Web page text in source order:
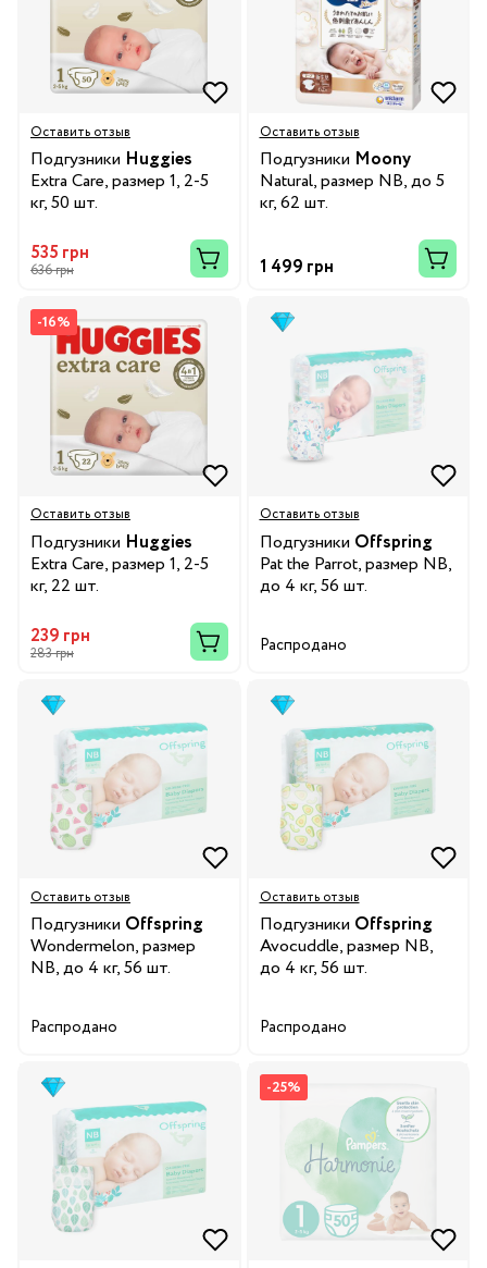
Оставить отзыв
Подгузники Huggies
Extra Care, размер 1, 2-5
кг, 50 шт.
535 грн
636 грн
Оставить отзыв
Подгузники Moony
Natural, размер NB, до 5
кг, 62 шт.
1 499 грн
-16%
Оставить отзыв
Подгузники Huggies
Extra Care, размер 1, 2-5
кг, 22 шт.
239 грн
283 грн
Оставить отзыв
Подгузники Offspring
Pat the Parrot, размер NB,
до 4 кг, 56 шт.
Распродано
Оставить отзыв
Подгузники Offspring
Wondermelon, размер
NB, до 4 кг, 56 шт.
Распродано
Оставить отзыв
Подгузники Offspring
Avocuddle, размер NB,
до 4 кг, 56 шт.
Распродано
-25%